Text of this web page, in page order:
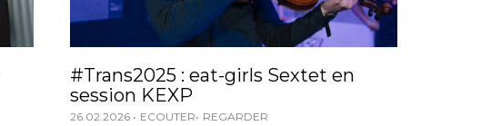
#Trans2025 : eat-girls Sextet en
session KEXP
26.02.2026 ECOUTER REGARDER